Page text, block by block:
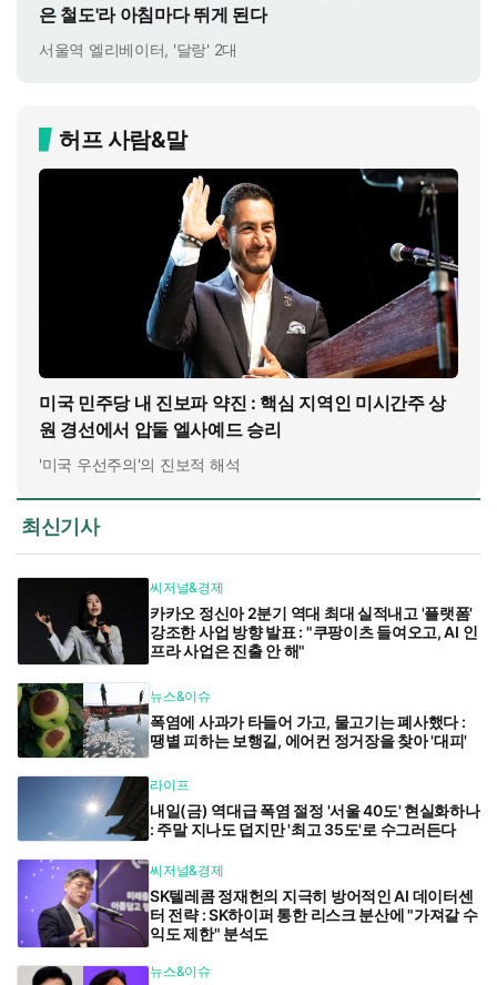
은 철도'라 아침마다 뛰게 된다
서울역 엘리베이터, '달랑' 2대
허프 사람&말
미국 민주당 내 진보파 약진 : 핵심 지역인 미시간주 상
원 경선에서 압둘 엘사예드 승리
'미국 우선주의'의 진보적 해석
최신기사
씨저널&경제
카카오 정신아 2분기 역대 최대 실적내고 '플랫폼'
강조한 사업 방향 발표 : "쿠팡이츠 들여오고, AI 인
프라 사업은 진출 안 해"
뉴스&이슈
폭염에 사과가 타들어 가고, 물고기는 폐사했다 :
땡볕 피하는 보행길, 에어컨 정거장을 찾아 '대피'
라이프
내일(금) 역대급 폭염 절정 '서울 40도' 현실화하나
: 주말 지나도 덥지만 '최고 35도'로 수그러든다
씨저널&경제
SK텔레콤 정재헌의 지극히 방어적인 AI 데이터센
터 전략 : SK하이퍼 통한 리스크 분산에 "가져갈 수
익도 제한" 분석도
뉴스&이슈